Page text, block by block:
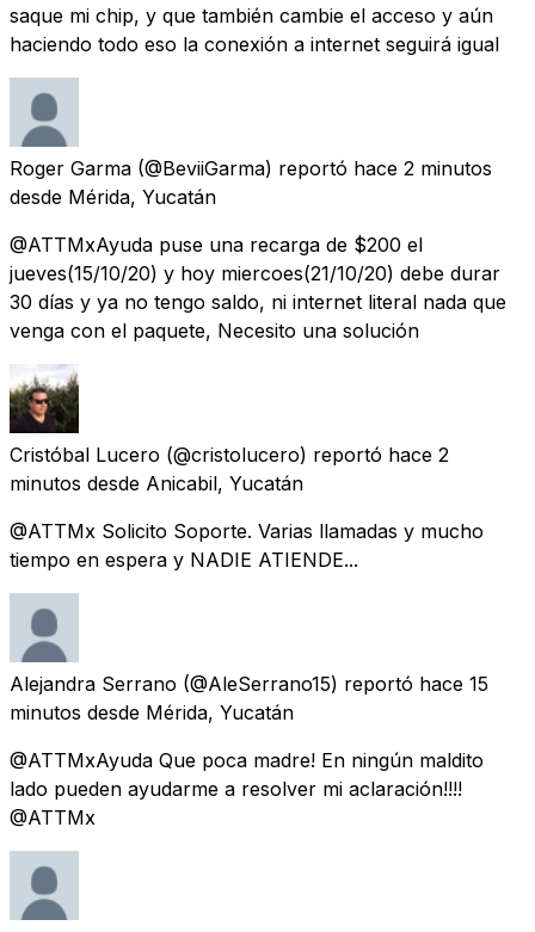
saque mi chip, y que también cambie el acceso y aún
haciendo todo eso la conexión a internet seguirá igual
Roger Garma (@BeviiGarma) reportó hace 2 minutos
desde Mérida, Yucatán
@ATTMxAyuda puse una recarga de $200 el
jueves(15/10/20) y hoy miercoes(21/10/20) debe durar
30 días y ya no tengo saldo, ni internet literal nada que
venga con el paquete, Necesito una solución
Cristóbal Lucero (@cristolucero) reportó hace 2
minutos desde Anicabil, Yucatán
@ATTMx Solicito Soporte. Varias llamadas y mucho
tiempo en espera y NADIE ATIENDE...
Alejandra Serrano (@AleSerrano15) reportó hace 15
minutos desde Mérida, Yucatán
@ATTMxAyuda Que poca madre! En ningún maldito
lado pueden ayudarme a resolver mi aclaración!!!!
@ATTMx